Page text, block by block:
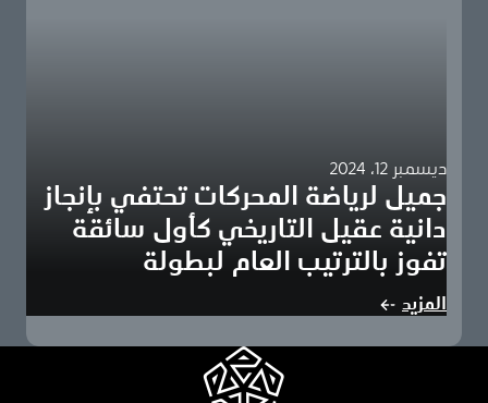
ديسمبر 12، 2024
جميل لرياضة المحركات تحتفي بإنجاز
دانية عقيل التاريخي كأول سائقة
تفوز بالترتيب العام لبطولة
لرياضة المحركات، وهي جزء من عبداللطيف…
المزيد